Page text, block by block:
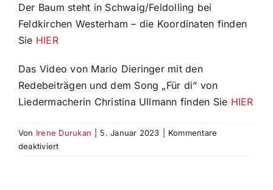
Der Baum steht in Schwaig/Feldolling bei
Feldkirchen Westerham – die Koordinaten finden
Sie HIER
Das Video von Mario Dieringer mit den
Redebeiträgen und dem Song „Für di“ von
Liedermacherin Christina Ullmann finden Sie HIER
Von Irene Durukan 5. Januar 2023
Kommentare
deaktiviertfür